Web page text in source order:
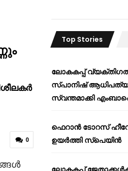
0
Top Stories
ലോകകപ്പ്
സ്പാനിഷ്
സ്വന്തമാക്കി
ഫെറാൻ ടോറസ്
ഉയർത്തി സ്പെയിൻ
ലോകകപ്പ്